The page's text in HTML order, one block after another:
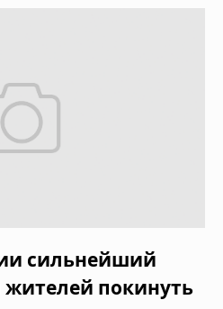
сильнейший
покинуть